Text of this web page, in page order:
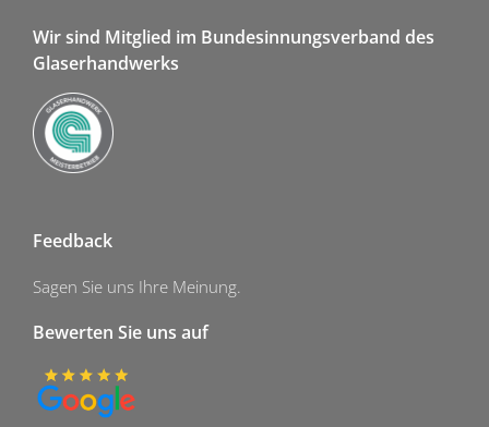
Wir sind Mitglied im Bundesinnungsverband des
Glaserhandwerks
Feedback
Sagen Sie uns Ihre Meinung.
Bewerten Sie uns auf